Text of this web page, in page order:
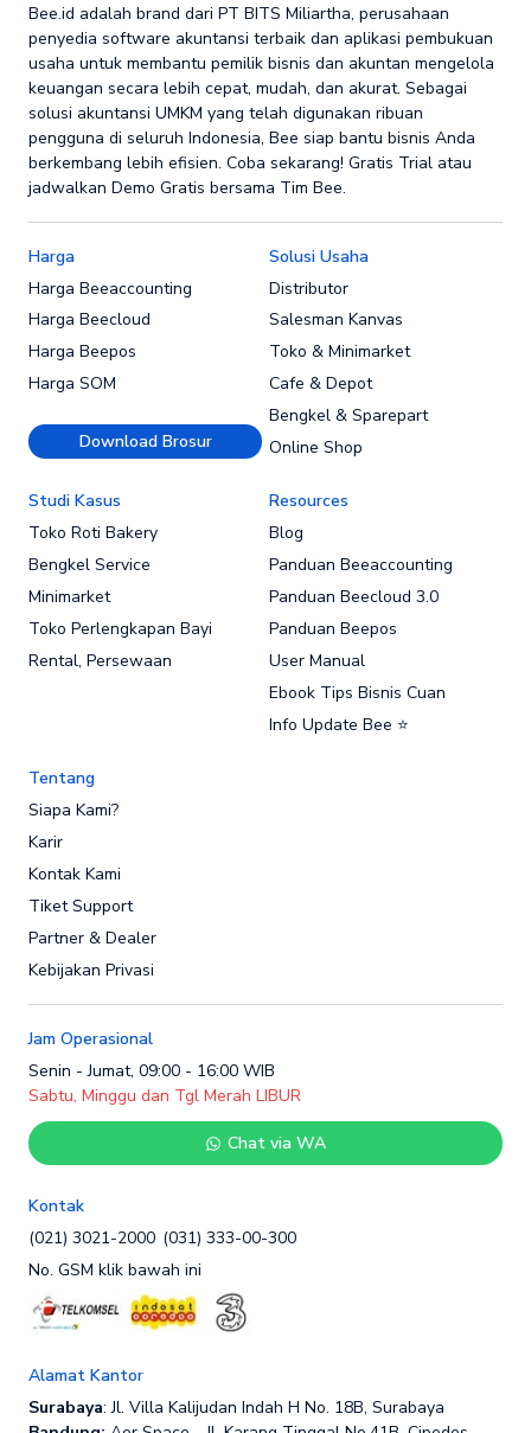
Bee.id adalah brand dari PT BITS Miliartha, perusahaan
penyedia software akuntansi terbaik dan aplikasi pembukuan
usaha untuk membantu pemilik bisnis dan akuntan mengelola
keuangan secara lebih cepat, mudah, dan akurat. Sebagai
solusi akuntansi UMKM yang telah digunakan ribuan
pengguna di seluruh Indonesia, Bee siap bantu bisnis Anda
berkembang lebih efisien. Coba sekarang! Gratis Trial atau
jadwalkan Demo Gratis bersama Tim Bee.
Harga
Harga Beeaccounting
Harga Beecloud
Harga Beepos
Harga SOM
Download Brosur
Solusi Usaha
Distributor
Salesman Kanvas
Toko & Minimarket
Cafe & Depot
Bengkel & Sparepart
Online Shop
Studi Kasus
Toko Roti Bakery
Bengkel Service
Minimarket
Toko Perlengkapan Bayi
Rental, Persewaan
Resources
Blog
Panduan Beeaccounting
Panduan Beecloud 3.0
Panduan Beepos
User Manual
Ebook Tips Bisnis Cuan
Info Update Bee ⭐
Tentang
Siapa Kami?
Karir
Kontak Kami
Tiket Support
Partner & Dealer
Kebijakan Privasi
Jam Operasional
Senin - Jumat, 09:00 - 16:00 WIB
Sabtu, Minggu dan Tgl Merah LIBUR
Chat via WA
Kontak
(021) 3021-2000 (031) 333-00-300
No. GSM klik bawah ini
Alamat Kantor
Surabaya: Jl. Villa Kalijudan Indah H No. 18B, Surabaya